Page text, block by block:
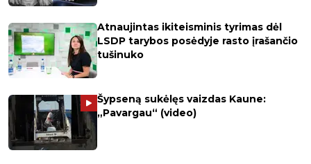
Atnaujintas ikiteisminis tyrimas dėl
LSDP tarybos posėdyje rasto įrašančio
tušinuko
Šypseną sukėlęs vaizdas Kaune:
„Pavargau“ (video)